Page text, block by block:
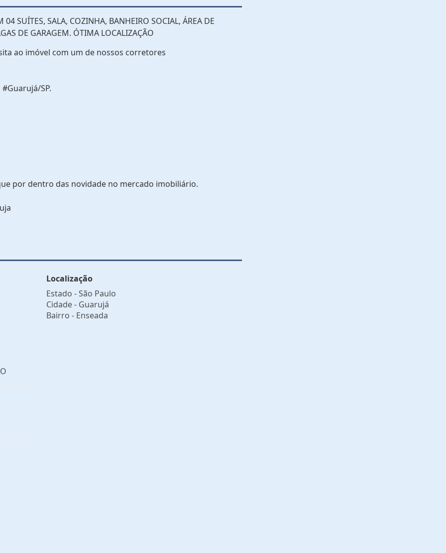
SUÍTES, SALA, COZINHA, BANHEIRO SOCIAL, ÁREA DE
DE GARAGEM. ÓTIMA LOCALIZAÇÃO
ao imóvel com um de nossos corretores
SP.
por dentro das novidade no mercado imobiliário.
Localização
Estado -São Paulo
Cidade - Guarujá
Bairro - Enseada